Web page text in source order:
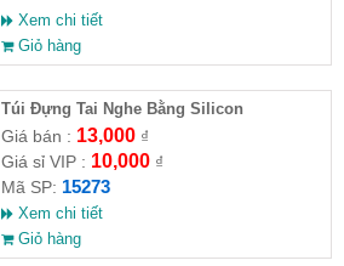
Xem chi tiết
Giỏ hàng
Túi Đựng Tai Nghe Bằng Silicon
Giá bán : 13,000₫
Giá sỉ VIP : 10,000₫
Mã SP: 15273
Xem chi tiết
Giỏ hàng